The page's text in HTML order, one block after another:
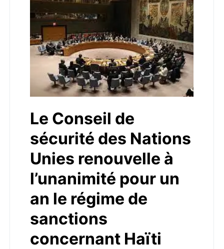
Le Conseil de
sécurité des Nations
Unies renouvelle à
l’unanimité pour un
an le régime de
sanctions
concernant Haïti